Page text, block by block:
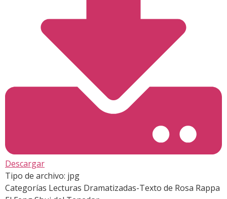
Descargar
Tipo de archivo: jpg
Categorías Lecturas Dramatizadas-Texto de Rosa Rappa